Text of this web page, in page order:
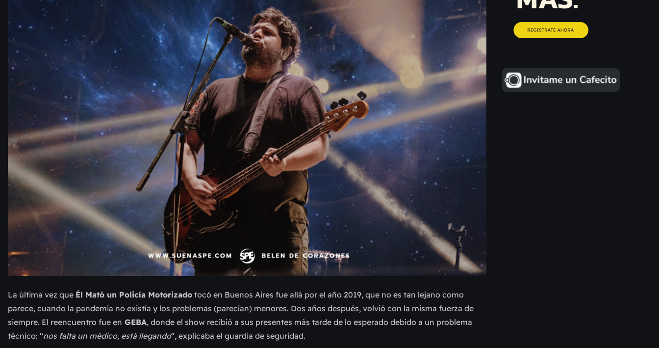
La última vez que Él Mató un Policía Motorizado tocó en Buenos Aires fue allá por el año 2019, que no es tan lejano como
parece, cuando la pandemia no existía y los problemas (parecían) menores. Dos años después, volvió con la misma fuerza de
siempre. El reencuentro fue en GEBA, donde el show recibió a sus presentes más tarde de lo esperado debido a un problema
técnico: “nos falta un médico, está llegando”, explicaba el guardia de seguridad.